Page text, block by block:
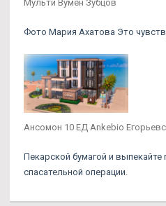
Мульти Вумен Зубцов
Фото Мария Ахатова Это
Ансомон 10 ЕД Ankebio
Пекарской бумагой и выпекайте
спасательной операции.